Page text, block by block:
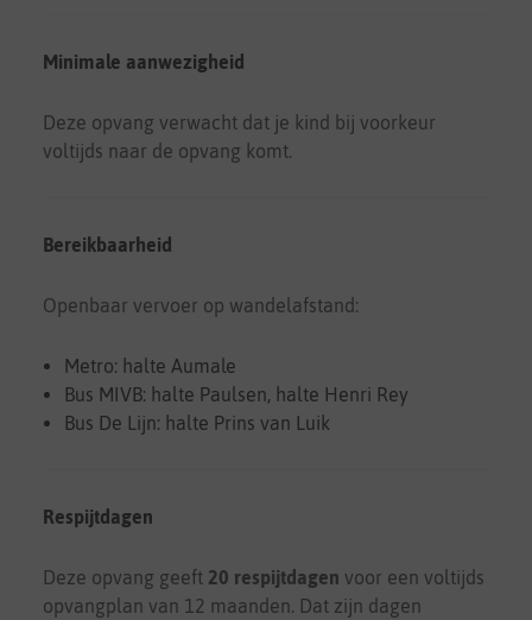
Minimale aanwezigheid
Deze opvang verwacht dat je kind bij voorkeur
voltijds naar de opvang komt.
Bereikbaarheid
Openbaar vervoer op wandelafstand:
Metro: halte Aumale
Bus MIVB: halte Paulsen, halte Henri Rey
Bus De Lijn: halte Prins van Luik
Respijtdagen
Deze opvang geeft 20 respijtdagen voor een voltijds
opvangplan van 12 maanden. Dat zijn dagen